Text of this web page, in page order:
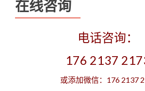
在线咨询
电话咨询：
176 2137
或添加微信：176 2137